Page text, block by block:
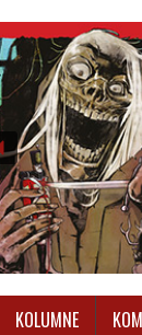
KOLUMNE